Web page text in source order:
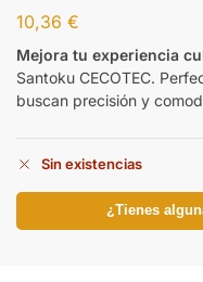
10,36 €
Mejora tu experiencia
Santoku CECOTEC.
buscan precisión y
Sin existencias
¿Tienes